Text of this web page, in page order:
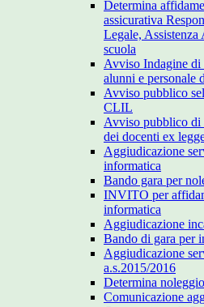
Determina
assicurativa
Legale, Assistenza
scuola
Avviso Indagine di
alunni e personale
Avviso pubblico
CLIL
Avviso pubblico di
dei docenti ex
Aggiudicazione
informatica
Bando gara per
INVITO per
informatica
Aggiudicazione
Bando di gara per
Aggiudicazione
a.s.2015/2016
Determina
Comunicazione